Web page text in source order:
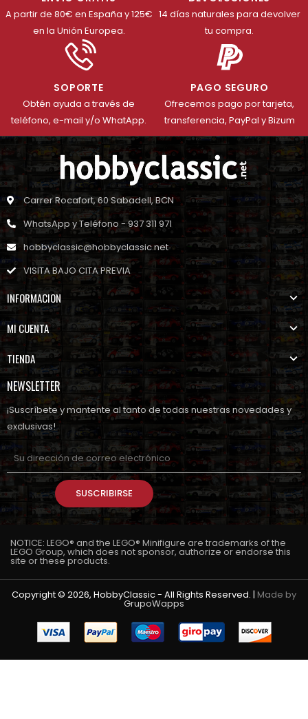
A partir de 80€ en España y 125€
en la Unión Europea.
14 días naturales para devolver
tu compra.
SOPORTE
Obtén ayuda a través de
teléfono, e-mail y/o WhatApp.
PAGO SEGURO
Ofrecemos pago por tarjeta,
transferencia, PayPal y Bizum
Carrer Rocafort, 60 Sabadell, BCN
WhatsApp y Teléfono - 937 311 971
hobbyclassic@hobbyclassic.net
VISITA BAJO CITA PREVIA
INFORMACION
MI CUENTA
TIENDA
NEWSLETTER
¡Suscríbete y mantente al tanto de todas nuestras novedades y
exclusivas!
SUSCRIBIRSE
NOTICE: LEGO® and the LEGO® Minifigure are trademarks of the
LEGO Group, which does not sponsor, authorize or endorse this
site or these products.
Copyright © 2026, HobbyClassic - All Rights Reserved. | Made by
GrupoWapps